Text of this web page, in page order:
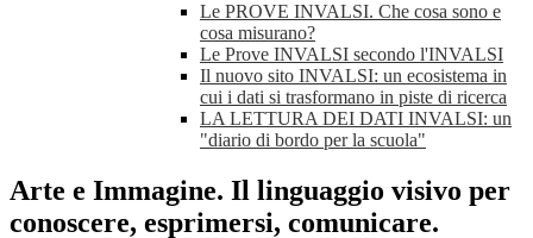
Le PROVE INVALSI. Che cosa sono e
cosa misurano?
Le Prove INVALSI secondo l'INVALSI
Il nuovo sito INVALSI: un ecosistema in
cui i dati si trasformano in piste di ricerca
LA LETTURA DEI DATI INVALSI: un
"diario di bordo per la scuola"
Arte e Immagine. Il linguaggio visivo per
conoscere, esprimersi, comunicare.